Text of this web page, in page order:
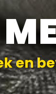
en